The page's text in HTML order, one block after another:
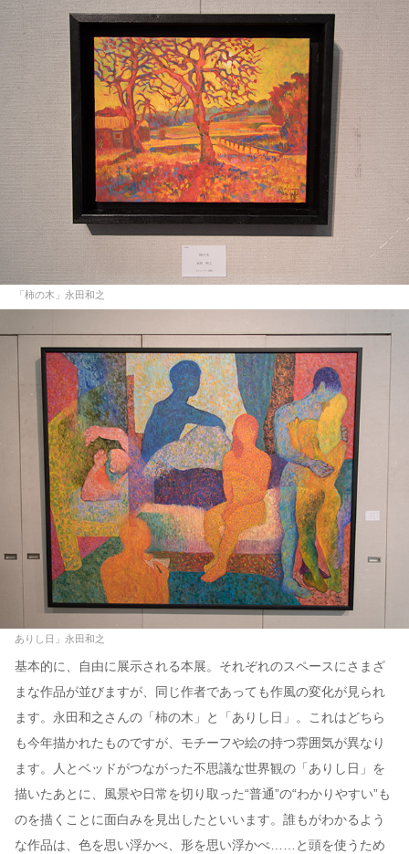
「柿の木」永田和之
ありし日」永田和之
基本的に、自由に展示される本展。それぞれのスペースにさまざ
まな作品が並びますが、同じ作者であっても作風の変化が見られ
ます。永田和之さんの「柿の木」と「ありし日」。これはどちら
も今年描かれたものですが、モチーフや絵の持つ雰囲気が異なり
ます。人とベッドがつながった不思議な世界観の「ありし日」を
描いたあとに、風景や日常を切り取った“普通”の“わかりやすい”も
のを描くことに面白みを見出したといいます。誰もがわかるよう
な作品は、色を思い浮かべ、形を思い浮かべ……と頭を使うため